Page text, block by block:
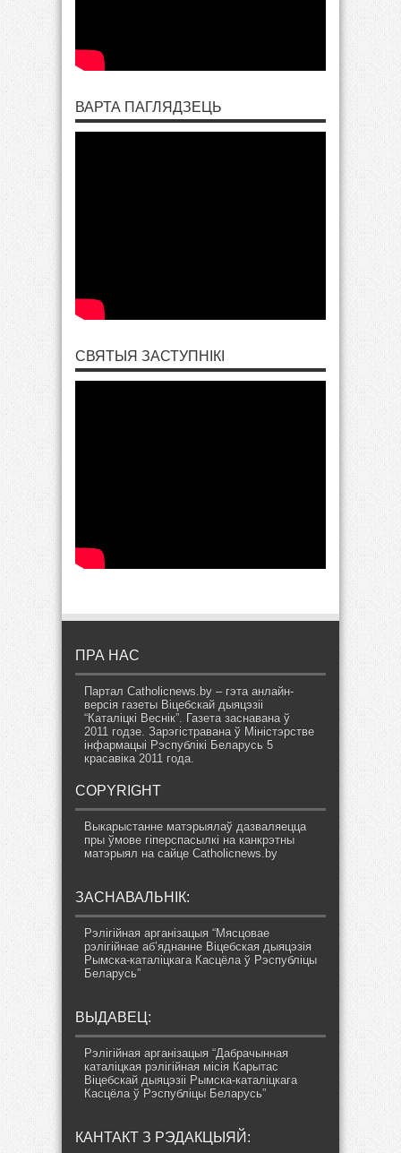
ВАРТА ПАГЛЯДЗЕЦЬ
СВЯТЫЯ ЗАСТУПНІКІ
ПРА НАС
Партал Catholicnews.by – гэта анлайн-
версія газеты Віцебскай дыяцэзіі
“Каталіцкі Веснік”. Газета заснавана ў
2011 годзе. Зарэгістравана ў Міністэрстве
інфармацыі Рэспублікі Беларусь 5
красавіка 2011 года.
COPYRIGHT
Выкарыстанне матэрыялаў дазваляецца
пры ўмове гіперспасылкі на канкрэтны
матэрыял на сайце Catholicnews.by
ЗАСНАВАЛЬНІК:
Рэлігійная арганізацыя “Мясцовае
рэлігійнае аб’яднанне Віцебская дыяцэзія
Рымска-каталіцкага Касцёла ў Рэспубліцы
Беларусь”
ВЫДАВЕЦ:
Рэлігійная арганізацыя “Дабрачынная
каталіцкая рэлігійная місія Карытас
Віцебскай дыяцэзіі Рымска-каталіцкага
Касцёла ў Рэспубліцы Беларусь”
КАНТАКТ З РЭДАКЦЫЯЙ: